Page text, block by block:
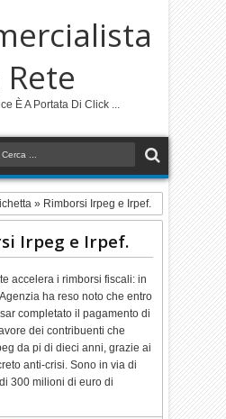
Rete
È A Portata Di Click ...
» Rimborsi Irpeg e Irpef.
Irpeg e Irpef.
accelera i rimborsi fiscali: in
ha reso noto che entro
completato il pagamento di
dei contribuenti che
da pi di dieci anni, grazie ai
anti-crisi. Sono in via di
300 milioni di euro di